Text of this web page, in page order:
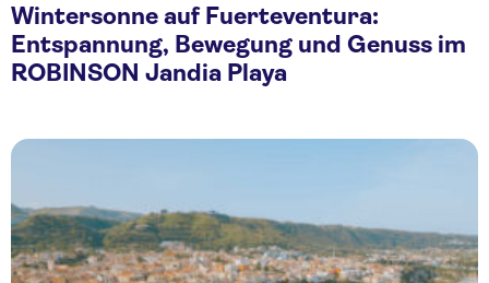
Wintersonne auf Fuerteventura:
Entspannung, Bewegung und Genuss im
ROBINSON Jandia Playa